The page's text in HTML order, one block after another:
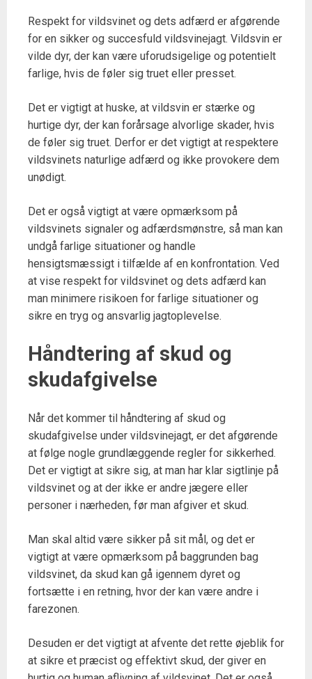
Respekt for vildsvinet og dets adfærd er afgørende
for en sikker og succesfuld vildsvinejagt. Vildsvin er
vilde dyr, der kan være uforudsigelige og potentielt
farlige, hvis de føler sig truet eller presset.
Det er vigtigt at huske, at vildsvin er stærke og
hurtige dyr, der kan forårsage alvorlige skader, hvis
de føler sig truet. Derfor er det vigtigt at respektere
vildsvinets naturlige adfærd og ikke provokere dem
unødigt.
Det er også vigtigt at være opmærksom på
vildsvinets signaler og adfærdsmønstre, så man kan
undgå farlige situationer og handle
hensigtsmæssigt i tilfælde af en konfrontation. Ved
at vise respekt for vildsvinet og dets adfærd kan
man minimere risikoen for farlige situationer og
sikre en tryg og ansvarlig jagtoplevelse.
Håndtering af skud og
skudafgivelse
Når det kommer til håndtering af skud og
skudafgivelse under vildsvinejagt, er det afgørende
at følge nogle grundlæggende regler for sikkerhed.
Det er vigtigt at sikre sig, at man har klar sigtlinje på
vildsvinet og at der ikke er andre jægere eller
personer i nærheden, før man afgiver et skud.
Man skal altid være sikker på sit mål, og det er
vigtigt at være opmærksom på baggrunden bag
vildsvinet, da skud kan gå igennem dyret og
fortsætte i en retning, hvor der kan være andre i
farezonen.
Desuden er det vigtigt at afvente det rette øjeblik for
at sikre et præcist og effektivt skud, der giver en